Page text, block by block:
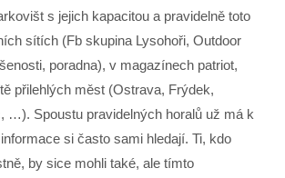
s jejich kapacitou a pravidelně toto
sítích (Fb skupina Lysohoři, Outdoor
poradna), v magazínech patriot,
přilehlých měst (Ostrava, Frýdek,
…). Spoustu pravidelných horalů už má k
si často sami hledají. Ti, kdo
by sice mohli také, ale tímto